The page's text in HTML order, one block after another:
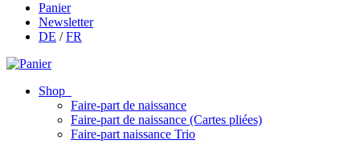
Panier
Newsletter
DE /FR
Shop
Faire-part de naissance
Faire-part de naissance (Cartes pliées)
Faire-part naissance Trio